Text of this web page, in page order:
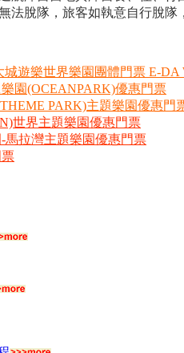
法脫隊，旅客如執意自行脫隊
遊樂世界樂園團體門票 E-DA
園(OCEANPARK)優惠門票
PARK)主題樂園優惠門
世界主題樂園優惠門票
馬拉灣主題樂園優惠門票